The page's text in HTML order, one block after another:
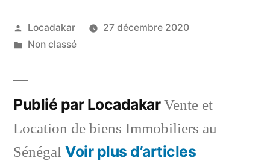
Publié
par
Locadakar
27 décembre 2020
Publié
Non classé
Publié par LocadakarVente et
Location de biens Immobiliers au
Sénégal Voir plus d’articles